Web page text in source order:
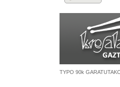
TYPO 90k